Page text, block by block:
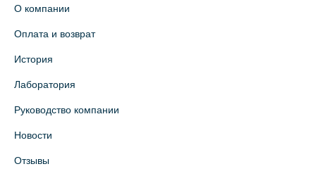
шоссе, д.26, к.6. (официальный партнёр)
+7 (812) 679-11-01
На карте
Лабораторный терминал на ул.
+7 (812) 565-11-12
О компании
Оплата и возврат
История
Лаборатория
Руководство компании
Новости
Отзывы